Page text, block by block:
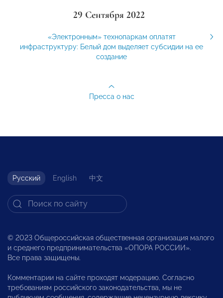
29 Сентября 2022
«Электронным» технопаркам оплатят
инфраструктуру: Белый дом выделяет субсидии на ее
создание
Пресса о нас
Русский English 中文
© 2023 Общероссийская общественная организация малого
и среднего предпринимательства «ОПОРА РОССИИ».
Все права защищены.
Комментарии на сайте проходят модерацию. Согласно
требованиям российского законодательства, мы не